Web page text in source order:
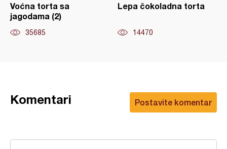
Voćna torta sa
jagodama (2)
35685
Lepa čokoladna torta
14470
Postavite komentar
Komentari